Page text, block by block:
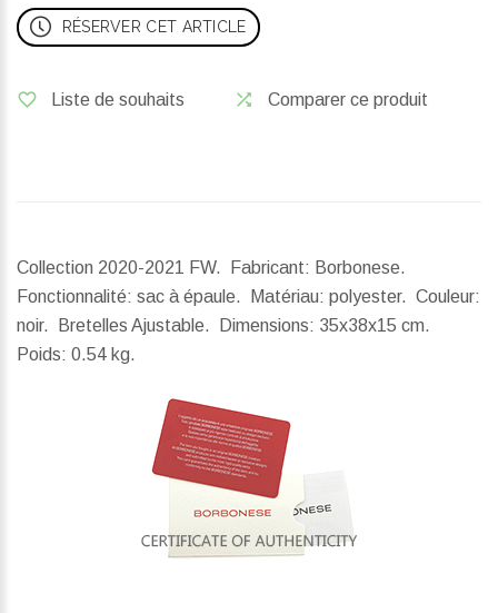
RÉSERVER CET ARTICLE
Liste de souhaits Comparer ce produit
Collection 2020-2021 FW. Fabricant: Borbonese.
Fonctionnalité: sac à épaule. Matériau: polyester. Couleur:
noir. Bretelles Ajustable.
Dimensions: 35x38x15 cm.
Poids: 0.54 kg.